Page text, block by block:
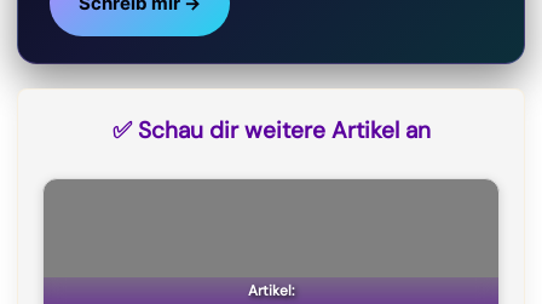
✅ Schau dir weitere Artikel an